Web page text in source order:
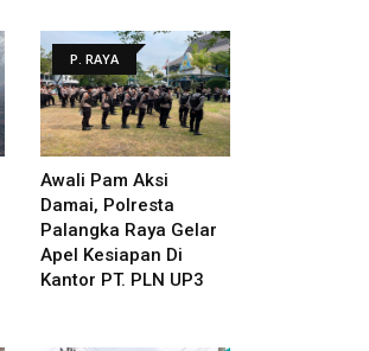
P. RAYA
Awali Pam Aksi
Damai, Polresta
Palangka Raya Gelar
Apel Kesiapan Di
Kantor PT. PLN UP3